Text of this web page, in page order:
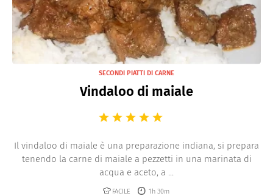
SECONDI PIATTI DI CARNE
Vindaloo di maiale
Il vindaloo di maiale è una preparazione indiana, si prepara
tenendo la carne di maiale a pezzetti in una marinata di
acqua e aceto, a ...
FACILE 1h 30m